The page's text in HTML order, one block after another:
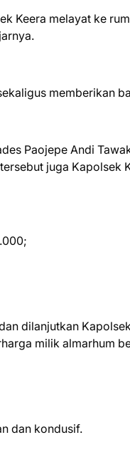
Keera melayat ke
memberikan
Paojepe Andi
juga Kapolsek
dilanjutkan
milik almarhum
dan kondusif.